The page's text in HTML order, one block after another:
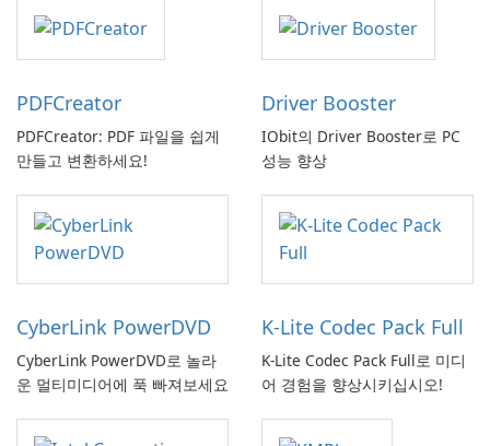
PDFCreator
PDFCreator: PDF 파일을 쉽게
만들고 변환하세요!
Driver Booster
IObit의 Driver Booster로 PC
성능 향상
CyberLink PowerDVD
CyberLink PowerDVD로 놀라
운 멀티미디어에 푹 빠져보세요
K-Lite Codec Pack Full
K-Lite Codec Pack Full로 미디
어 경험을 향상시키십시오!